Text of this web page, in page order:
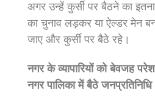
अगर उन्हें कुर्सी पर बैठने का इतना
का चुनाव लड़कर या ऐल्डर मेन
जाए और कुर्सी पर बैठे रहे।
नगर के व्यापारियों को बेवजह
नगर पालिका में बैठे जनप्रतिनिधि